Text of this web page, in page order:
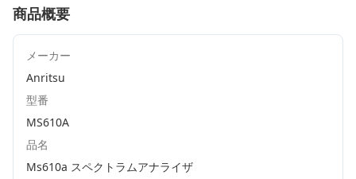
商品概要
メーカー
Anritsu
型番
MS610A
品名
Ms610a スペクトラムアナライザ